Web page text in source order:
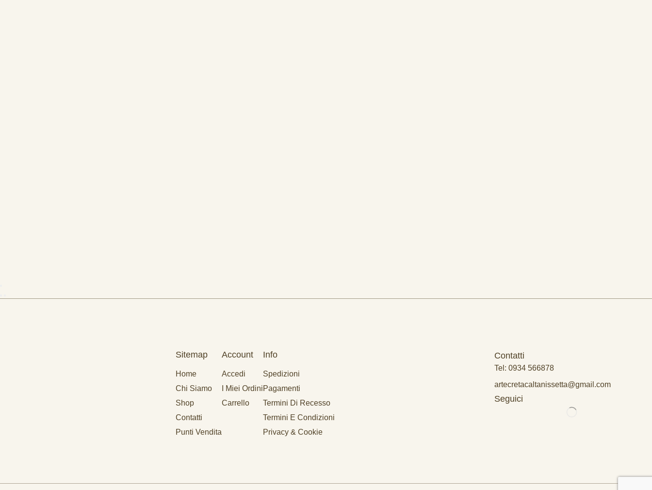
Sitemap
Home
Chi Siamo
Shop
Contatti
Punti Vendita
Account
Accedi
I Miei Ordini
Carrello
Info
Spedizioni
Pagamenti
Termini Di Recesso
Termini E Condizioni
Privacy & Cookie
Contatti
Tel: 0934 566878
artecretacaltanissetta@gmail.com
Seguici